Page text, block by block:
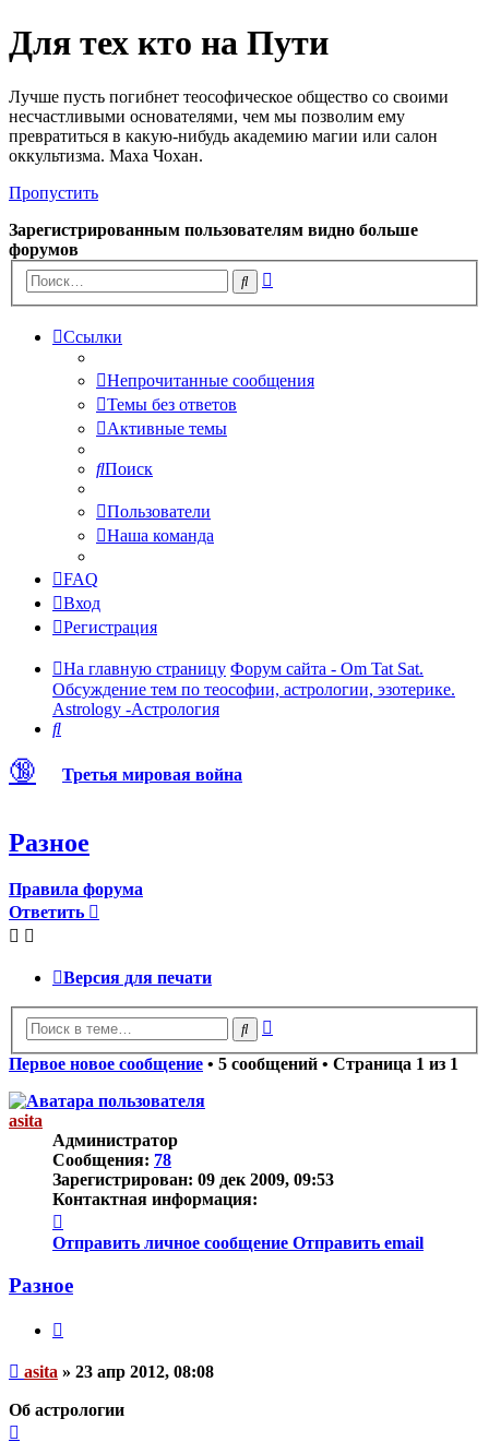
Для тех кто на Пути
Лучше пусть погибнет теософическое общество со своими
несчастливыми основателями, чем мы позволим ему
превратиться в какую-нибудь академию магии или салон
оккультизма. Маха Чохан.
Пропустить
Зарегистрированным пользователям видно больше
форумов
Поиск
Ссылки
Непрочитанные сообщения
Темы без ответов
Активные темы
Поиск
Пользователи
Наша команда
FAQ
Вход
Регистрация
На главную страницу Форум сайта - Om Tat Sat.
Обсуждение тем по теософии, астрологии, эзотерике.
Astrology -Астрология
Поиск
🔞 Третья мировая война
Разное
Правила форума
Ответить
Версия для печати
Поиск
Первое новое сообщение • 5 сообщений • Страница 1 из 1
asita
Администратор
Сообщения: 78
Зарегистрирован: 09 дек 2009, 09:53
Контактная информация:
информация
пользователя
Отправить личное сообщение Отправить email
Разное
Непрочитанное
asita » 23 апр 2012, 08:08
Об астрологии